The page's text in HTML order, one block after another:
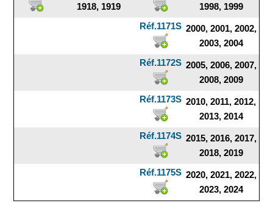
1918, 1919
1998, 1999
Réf.1171S 2000, 2001, 2002,
2003, 2004
Réf.1172S 2005, 2006, 2007,
2008, 2009
Réf.1173S 2010, 2011, 2012,
2013, 2014
Réf.1174S 2015, 2016, 2017,
2018, 2019
Réf.1175S 2020, 2021, 2022,
2023, 2024